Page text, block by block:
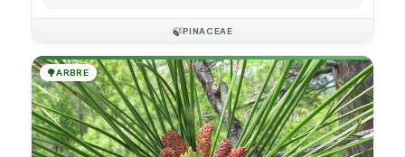
🍃PINACEAE
🌳ARBRE